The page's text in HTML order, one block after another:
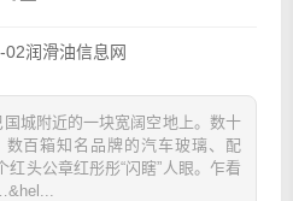
02润滑油信息网
城附近的一块宽阔空地上。数十
百箱知名品牌的汽车玻璃、配
头公章红彤彤“闪瞎”人眼。乍看